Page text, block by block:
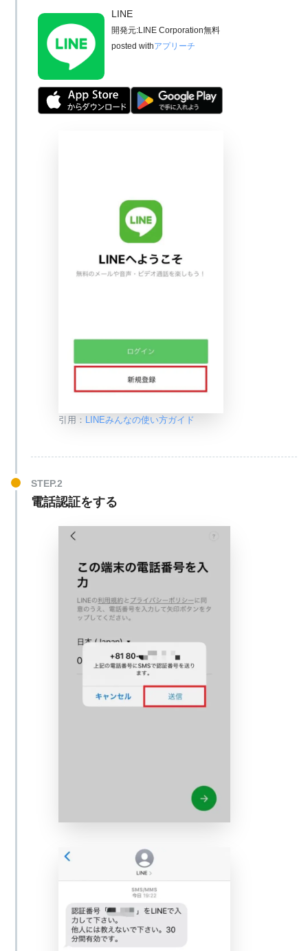
LINE
開発元:LINE Corporation無料
posted withアプリーチ
引用： LINEみんなの使い方ガイド
電話認証をする